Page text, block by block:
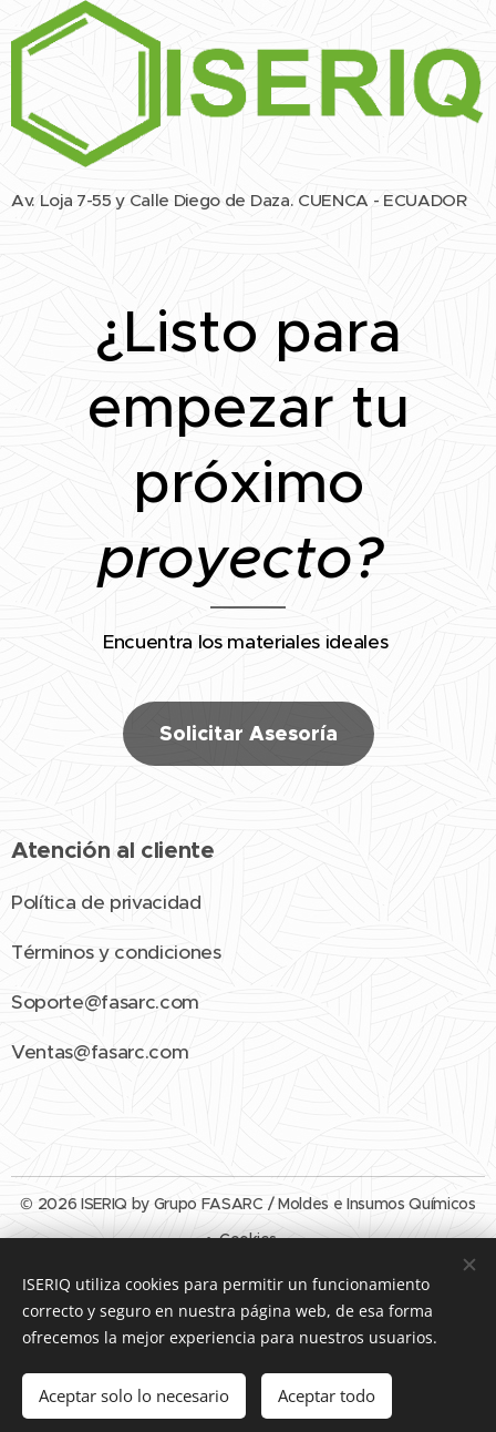
Añadir a la cesta
Av. Loja 7-55 y Calle Diego de Daza. CUENCA - ECUADOR
¿Listo para
empezar tu
próximo
proyecto?
Encuentra los materiales ideales
Solicitar Asesoría
Atención al cliente
Política de privacidad
Términos y condiciones
Soporte@fasarc.com
Ventas@fasarc.com
© 2026 ISERIQ by Grupo FASARC / Moldes e Insumos Químicos
Cookies
Idiomas
Español
English
ISERIQ utiliza cookies para permitir un funcionamiento
correcto y seguro en nuestra página web, de esa forma
ofrecemos la mejor experiencia para nuestros usuarios.
Aceptar solo lo necesario Aceptar todo